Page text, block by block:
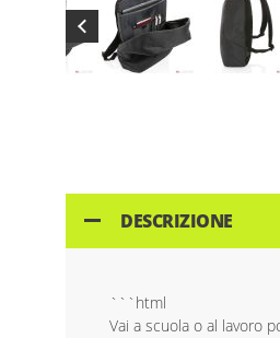
the
images
DESCRIZIONE
```html
Vai a scuola o al lavoro